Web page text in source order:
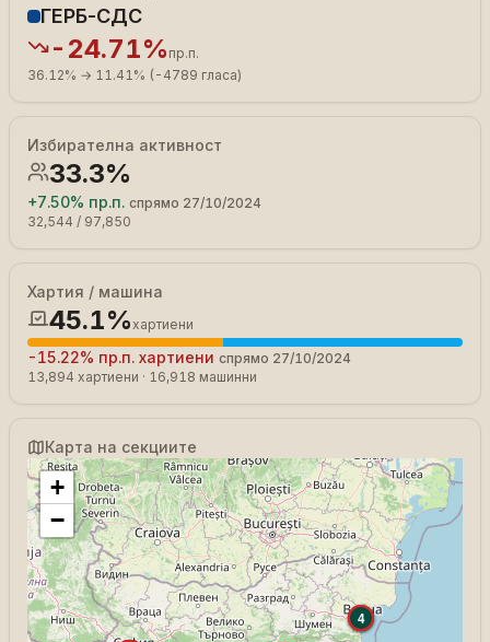
ГЕРБ-СДС
-24.71% пр.п.
36.12% → 11.41% ( -4789 гласа)
Избирателна активност
33.3%
+7.50% пр.п. спрямо 27/10/2024
32,544 / 97,850
Хартия / машина
45.1%хартиени
-15.22% пр.п. хартиени спрямо 27/10/2024
13,894 хартиени · 16,918 машинни
Карта на секциите
22
4
+
−